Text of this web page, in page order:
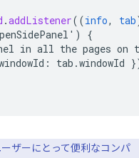
.addListener((info, tab
{
in all the pages on
: tab .windowId }
ザーにとって便利なコンパ